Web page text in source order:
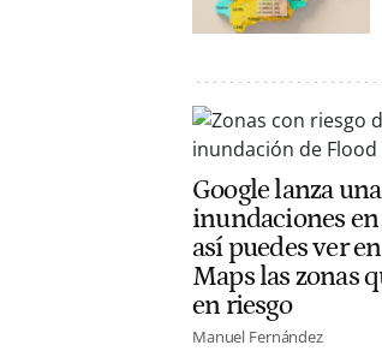
Google lanza
inundaciones en
así puedes ver
Maps las zonas
en riesgo
Manuel Fernández